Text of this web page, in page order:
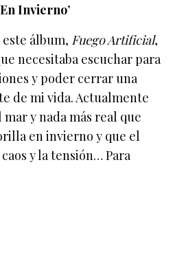
Invierno’
álbum, Fuego Artificial,
necesitaba escuchar para
y poder cerrar una
de mi vida. Actualmente
y nada más real que
en invierno y que el
y la tensión… Para